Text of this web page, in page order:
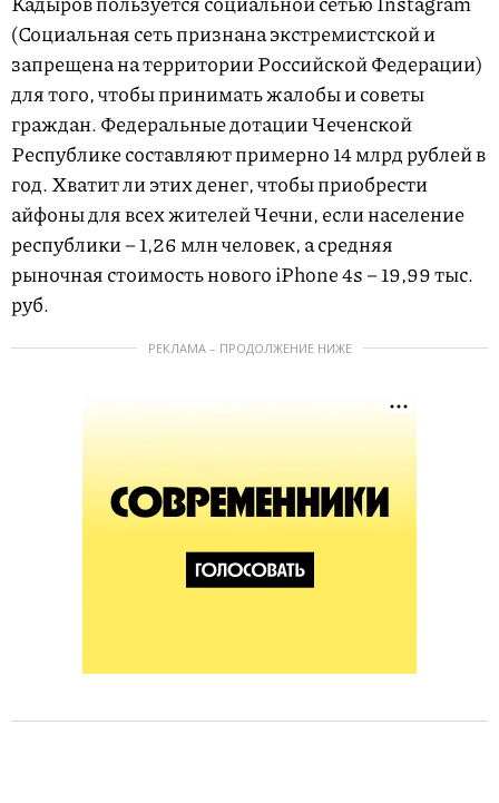
(Социальная сеть признана экстремистской и
запрещена на территории Российской Федерации)
для того, чтобы принимать жалобы и советы
граждан. Федеральные дотации Чеченской
Республике составляют примерно 14 млрд рублей в
год. Хватит ли этих денег, чтобы приобрести
айфоны для всех жителей Чечни, если население
республики – 1,26 млн человек, а средняя
рыночная стоимость нового iPhone 4s – 19,99 тыс.
руб.
РЕКЛАМА – ПРОДОЛЖЕНИЕ НИЖЕ